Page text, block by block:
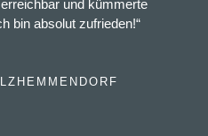
und kümmerte
bin absolut zufrieden!“